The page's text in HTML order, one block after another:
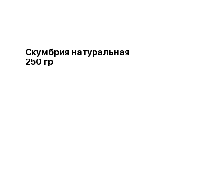
Скумбрия натуральная
250 гр